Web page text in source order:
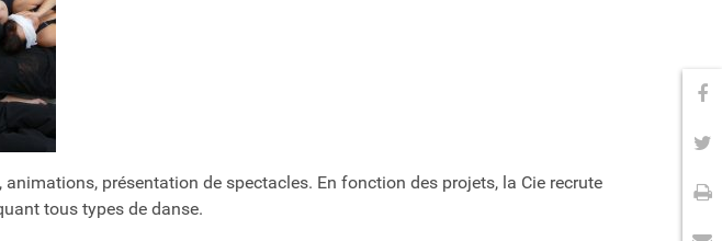
animations, présentation de spectacles. En fonction des projets, la Cie recrute
tous types de danse.